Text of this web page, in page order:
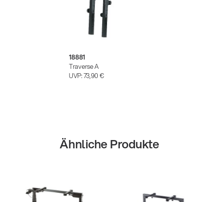
18881
Traverse A
UVP:73,90 €
Ähnliche Produkte